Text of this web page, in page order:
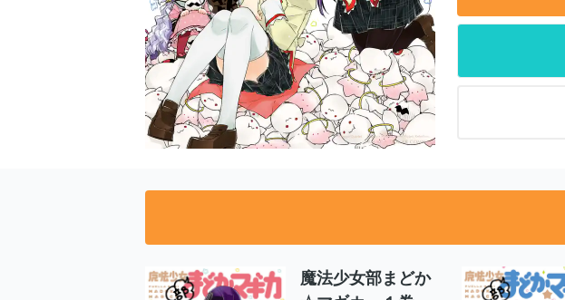
魔法少女部まどか